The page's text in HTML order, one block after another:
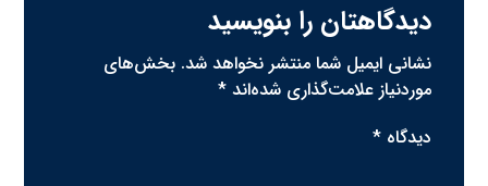
دیدگاهتان را بنویسید
نشانی ایمیل شما منتشر نخواهد شد. بخش‌های
موردنیاز علامت‌گذاری شده‌اند*
دیدگاه*